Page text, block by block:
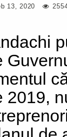
13, 2020
2019,